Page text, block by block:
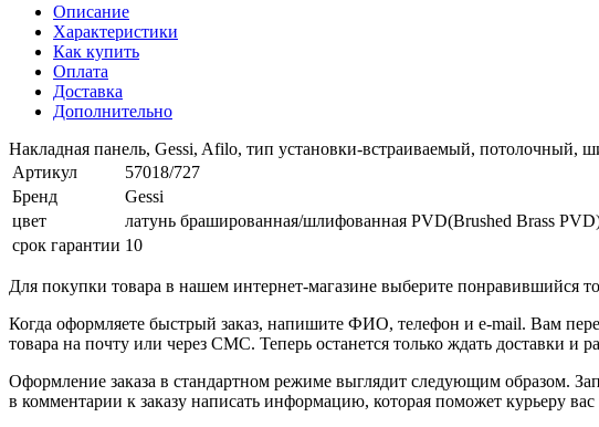
Описание
Характеристики
Как купить
Оплата
Доставка
Дополнительно
Накладная панель, Gessi, Afilo, тип установки-встраиваемый, потолочный,
Артикул
57018/727
Бренд
Gessi
цвет
латунь брашированная/шлифованная PVD(Brushed Brass
срок гарантии 10
Для покупки товара в нашем интернет-магазине выберите понравившийся
Когда оформляете быстрый заказ, напишите ФИО, телефон и e-mail. Вам
товара на почту или через СМС. Теперь останется только ждать доставки и
Оформление заказа в стандартном режиме выглядит следующим образом.
в комментарии к заказу написать информацию, которая поможет курьеру